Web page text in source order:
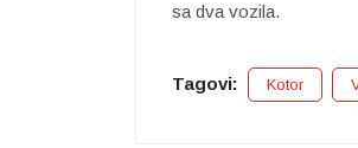
sa dva vozila.
Tagovi: Kotor